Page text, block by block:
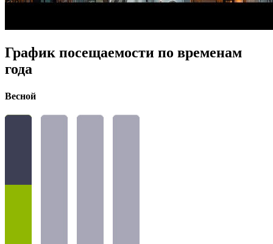
График посещаемости по временам
года
Весной